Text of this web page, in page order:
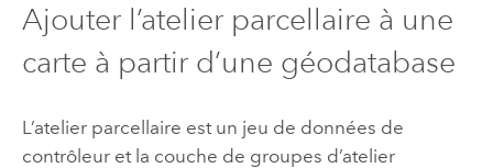
Ajouter l’atelier parcellaire à une
carte à partir d’une géodatabase
L’atelier parcellaire est un jeu de données de
contrôleur et la couche de groupes d’atelier